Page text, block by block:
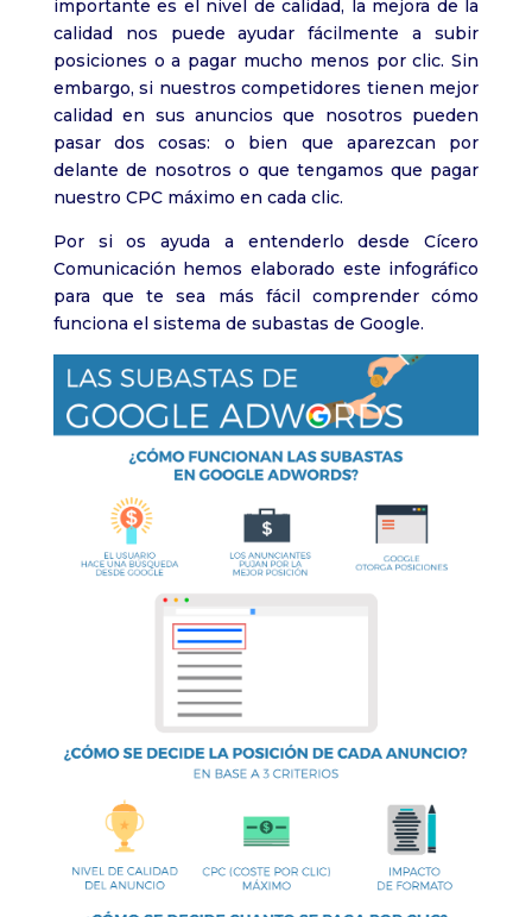
importante es el nivel de calidad, la mejora de la
calidad nos puede ayudar fácilmente a subir
posiciones o a pagar mucho menos por clic. Sin
embargo, si nuestros competidores tienen mejor
calidad en sus anuncios que nosotros pueden
pasar dos cosas: o bien que aparezcan por
delante de nosotros o que tengamos que pagar
nuestro CPC máximo en cada clic.
Por si os ayuda a entenderlo desde Cícero
Comunicación hemos elaborado este infográfico
para que te sea más fácil comprender cómo
funciona el sistema de subastas de Google.